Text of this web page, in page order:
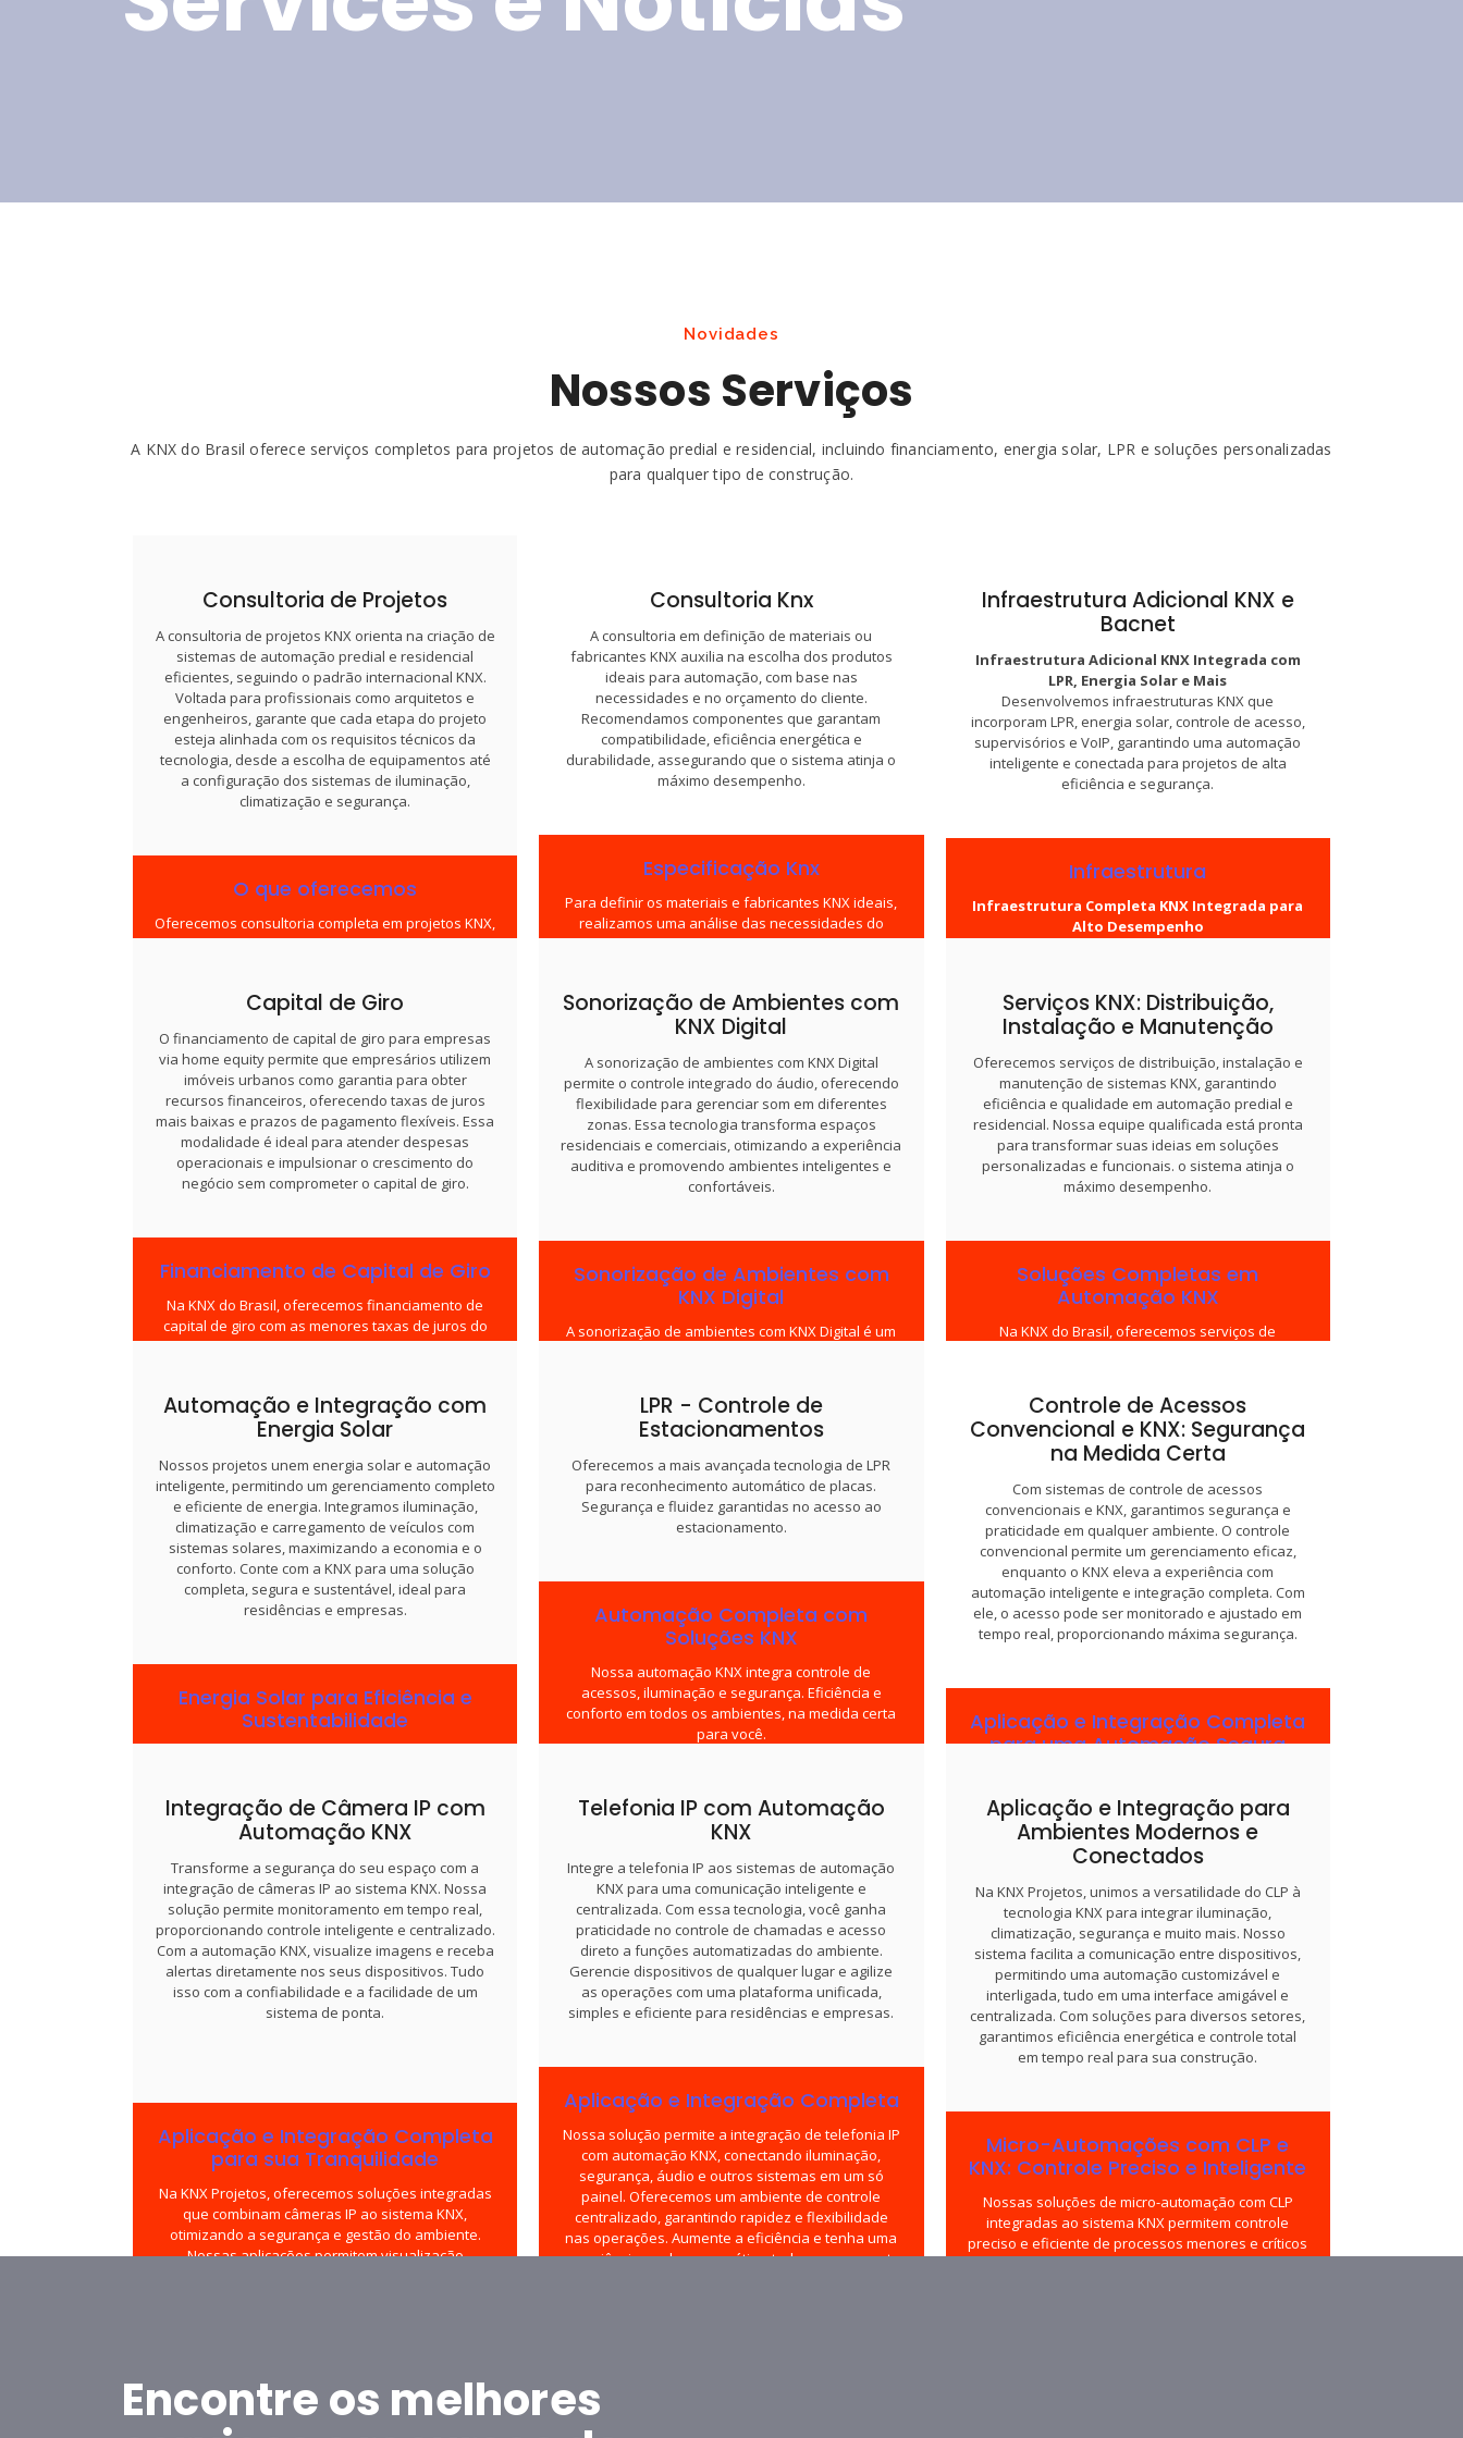
Novidades
Nossos Serviços
A KNX do Brasil oferece serviços completos para projetos de automação predial e residencial, incluindo financiamento, energia solar, LPR e soluções personalizadas
para qualquer tipo de construção.
Consultoria de Projetos
A consultoria de projetos KNX orienta na criação de
sistemas de automação predial e residencial
eficientes, seguindo o padrão internacional KNX.
Voltada para profissionais como arquitetos e
engenheiros, garante que cada etapa do projeto
esteja alinhada com os requisitos técnicos da
tecnologia, desde a escolha de equipamentos até
a configuração dos sistemas de iluminação,
climatização e segurança.
O que oferecemos
Oferecemos consultoria completa em projetos KNX,
desde o planejamento até a implementação de
cliente, especificação de equipamentos, integração
de acessos. Garantimos conformidade com
normas técnicas e eficiência energética, além de
acompanhamento na instalação, treinamento de
equipes e suporte técnico contínuo.
Capital de Giro
O financiamento de capital de giro para empresas
via home equity permite que empresários utilizem
imóveis urbanos como garantia para obter
recursos financeiros, oferecendo taxas de juros
mais baixas e prazos de pagamento flexíveis. Essa
modalidade é ideal para atender despesas
operacionais e impulsionar o crescimento do
negócio sem comprometer o capital de giro.
Financiamento de Capital de Giro
Na KNX do Brasil, oferecemos financiamento de
capital de giro com as menores taxas de juros do
mercado, facilitando o acesso a recursos
negócios de forma ágil e eficiente, garantindo a
continuidade das operações e o desenvolvimento
saúde financeira.
Automação e Integração com
Energia Solar
Nossos projetos unem energia solar e automação
inteligente, permitindo um gerenciamento completo
e eficiente de energia. Integramos iluminação,
climatização e carregamento de veículos com
sistemas solares, maximizando a economia e o
conforto. Conte com a KNX para uma solução
completa, segura e sustentável, ideal para
residências e empresas.
Energia Solar para Eficiência e
Sustentabilidade
ambiente. Na KNX, oferecemos projetos
personalizados para aproveitamento máximo da
energia renovável, integrados aos seus sistemas
de automação. Com a tecnologia KNX, você ganha
controle total, eficiência energética e
sustentabilidade em sua rotina.
Integração de Câmera IP com
Automação KNX
Transforme a segurança do seu espaço com a
integração de câmeras IP ao sistema KNX. Nossa
solução permite monitoramento em tempo real,
proporcionando controle inteligente e centralizado.
Com a automação KNX, visualize imagens e receba
alertas diretamente nos seus dispositivos. Tudo
isso com a confiabilidade e a facilidade de um
sistema de ponta.
Aplicação e Integração Completa
para sua Tranquilidade
Na KNX Projetos, oferecemos soluções integradas
que combinam câmeras IP ao sistema KNX,
otimizando a segurança e gestão do ambiente.
Nossas aplicações permitem visualização
Consultoria Knx
A consultoria em definição de materiais ou
fabricantes KNX auxilia na escolha dos produtos
ideais para automação, com base nas
necessidades e no orçamento do cliente.
Recomendamos componentes que garantam
compatibilidade, eficiência energética e
durabilidade, assegurando que o sistema atinja o
máximo desempenho.
Especificação Knx
Para definir os materiais e fabricantes KNX ideais,
realizamos uma análise das necessidades do
projeto, considerando funcionalidade, orçamento e
qualidade, suporte técnico e eficiência energética.
Após essa avaliação, apresentamos um relatório
as vantagens de cada escolha
Sonorização de Ambientes com
KNX Digital
A sonorização de ambientes com KNX Digital
permite o controle integrado do áudio, oferecendo
flexibilidade para gerenciar som em diferentes
zonas. Essa tecnologia transforma espaços
residenciais e comerciais, otimizando a experiência
auditiva e promovendo ambientes inteligentes e
confortáveis.
Sonorização de Ambientes com
KNX Digital
A sonorização de ambientes com KNX Digital é um
solução transforma espaços residenciais e
comerciais, otimizando a experiência auditiva e
criando ambientes inteligentes e confortáveis.
LPR - Controle de
Estacionamentos
Oferecemos a mais avançada tecnologia de LPR
para reconhecimento automático de placas.
Segurança e fluidez garantidas no acesso ao
estacionamento.
Automação Completa com
Soluções KNX
Nossa automação KNX integra controle de
acessos, iluminação e segurança. Eficiência e
conforto em todos os ambientes, na medida certa
para você.
Telefonia IP com Automação
KNX
Integre a telefonia IP aos sistemas de automação
KNX para uma comunicação inteligente e
centralizada. Com essa tecnologia, você ganha
praticidade no controle de chamadas e acesso
direto a funções automatizadas do ambiente.
Gerencie dispositivos de qualquer lugar e agilize
as operações com uma plataforma unificada,
simples e eficiente para residências e empresas.
Aplicação e Integração Completa
Nossa solução permite a integração de telefonia IP
com automação KNX, conectando iluminação,
segurança, áudio e outros sistemas em um só
painel. Oferecemos um ambiente de controle
centralizado, garantindo rapidez e flexibilidade
nas operações. Aumente a eficiência e tenha uma
experiência moderna e prática, tudo com o suporte
Infraestrutura Adicional KNX e
Bacnet
Infraestrutura Adicional KNX Integrada com
LPR, Energia Solar e Mais
Desenvolvemos infraestruturas KNX que
incorporam LPR, energia solar, controle de acesso,
supervisórios e VoIP, garantindo uma automação
inteligente e conectada para projetos de alta
eficiência e segurança.
Infraestrutura
Infraestrutura Completa KNX Integrada para
Alto Desempenho
solar, controle de acesso, supervisórios e VoIP.
Nossa equipe personaliza cada solução,
garantindo eficiência energética, segurança e
automação KNX e tecnologias complementares,
entregamos infraestrutura robusta e escalável
para projetos prediais e residenciais.
Serviços KNX: Distribuição,
Instalação e Manutenção
Oferecemos serviços de distribuição, instalação e
manutenção de sistemas KNX, garantindo
eficiência e qualidade em automação predial e
residencial. Nossa equipe qualificada está pronta
para transformar suas ideias em soluções
personalizadas e funcionais. o sistema atinja o
máximo desempenho.
Soluções Completas em
Automação KNX
Na KNX do Brasil, oferecemos serviços de
automação predial e residencial. Nossa equipe
qualificada está pronta para transformar suas
ideias em soluções personalizadas e funcionais.
Controle de Acessos
Convencional e KNX: Segurança
na Medida Certa
Com sistemas de controle de acessos
convencionais e KNX, garantimos segurança e
praticidade em qualquer ambiente. O controle
convencional permite um gerenciamento eficaz,
enquanto o KNX eleva a experiência com
automação inteligente e integração completa. Com
ele, o acesso pode ser monitorado e ajustado em
tempo real, proporcionando máxima segurança.
Aplicação e Integração Completa
para uma Automação Segura
adapta a residências e espaços corporativos,
permitindo integração com outros sistemas de
segurança e automação. Monitoramento remoto,
notificações em tempo real e controle centralizado
oferecem praticidade e eficiência. Assim,
garantimos total segurança e flexibilidade,
alinhando tecnologia e proteção.
Aplicação e Integração para
Ambientes Modernos e
Conectados
Na KNX Projetos, unimos a versatilidade do CLP à
tecnologia KNX para integrar iluminação,
climatização, segurança e muito mais. Nosso
sistema facilita a comunicação entre dispositivos,
permitindo uma automação customizável e
interligada, tudo em uma interface amigável e
centralizada. Com soluções para diversos setores,
garantimos eficiência energética e controle total
em tempo real para sua construção.
Micro-Automações com CLP e
KNX: Controle Preciso e Inteligente
Nossas soluções de micro-automação com CLP
integradas ao sistema KNX permitem controle
preciso e eficiente de processos menores e críticos
Encontre os melhores